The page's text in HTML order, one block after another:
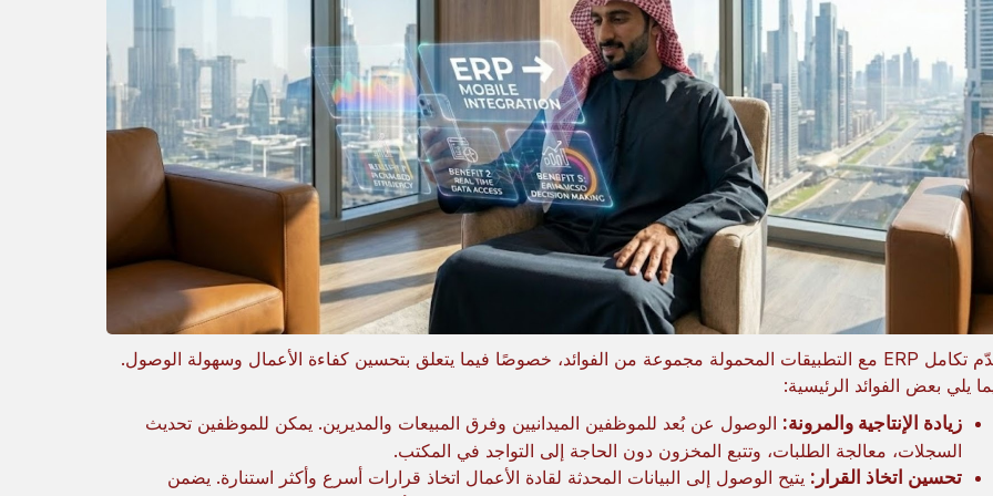
يُقدّم تكامل ERP مع التطبيقات المحمولة مجموعة من الفوائد، خصوصًا فيما يتعلق بتحسين كفاءة الأعمال وسهولة الوصول.
يلي بعض الفوائد الرئيسية:
زيادة الإنتاجية والمرونة: الوصول عن بُعد للموظفين الميدانيين وفرق المبيعات والمديرين. يمكن للموظفين تحديث
السجلات، معالجة الطلبات، وتتبع المخزون دون الحاجة إلى التواجد في المكتب.
تحسين اتخاذ القرار: يتيح الوصول إلى البيانات المحدثة لقادة الأعمال اتخاذ قرارات أسرع وأكثر استنارة. يضمن